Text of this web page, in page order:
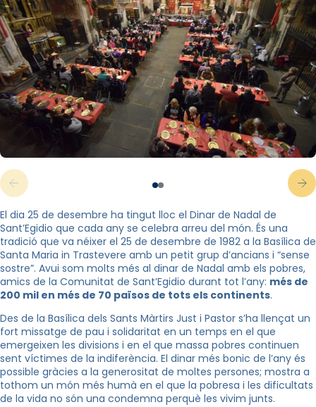
El dia 25 de desembre ha tingut lloc el Dinar de Nadal de
Sant’Egidio que cada any se celebra arreu del món. És una
tradició que va néixer el 25 de desembre de 1982 a la Basílica de
Santa Maria in Trastevere amb un petit grup d’ancians i “sense
sostre”. Avui som molts més al dinar de Nadal amb els pobres,
amics de la Comunitat de Sant’Egidio durant tot l’any: més de
200 mil en més de 70 països de tots els continents.
Des de la Basílica dels Sants Màrtirs Just i Pastor s’ha llençat un
fort missatge de pau i solidaritat en un temps en el que
emergeixen les divisions i en el que massa pobres continuen
sent víctimes de la indiferència. El dinar més bonic de l’any és
possible gràcies a la generositat de moltes persones; mostra a
tothom un món més humà en el que la pobresa i les dificultats
de la vida no són una condemna perquè les vivim junts.